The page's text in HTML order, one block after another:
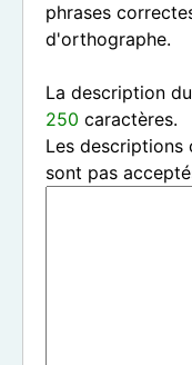
phrases
d'orthographe.
La description
250 caractères.
Les descriptions
sont pas